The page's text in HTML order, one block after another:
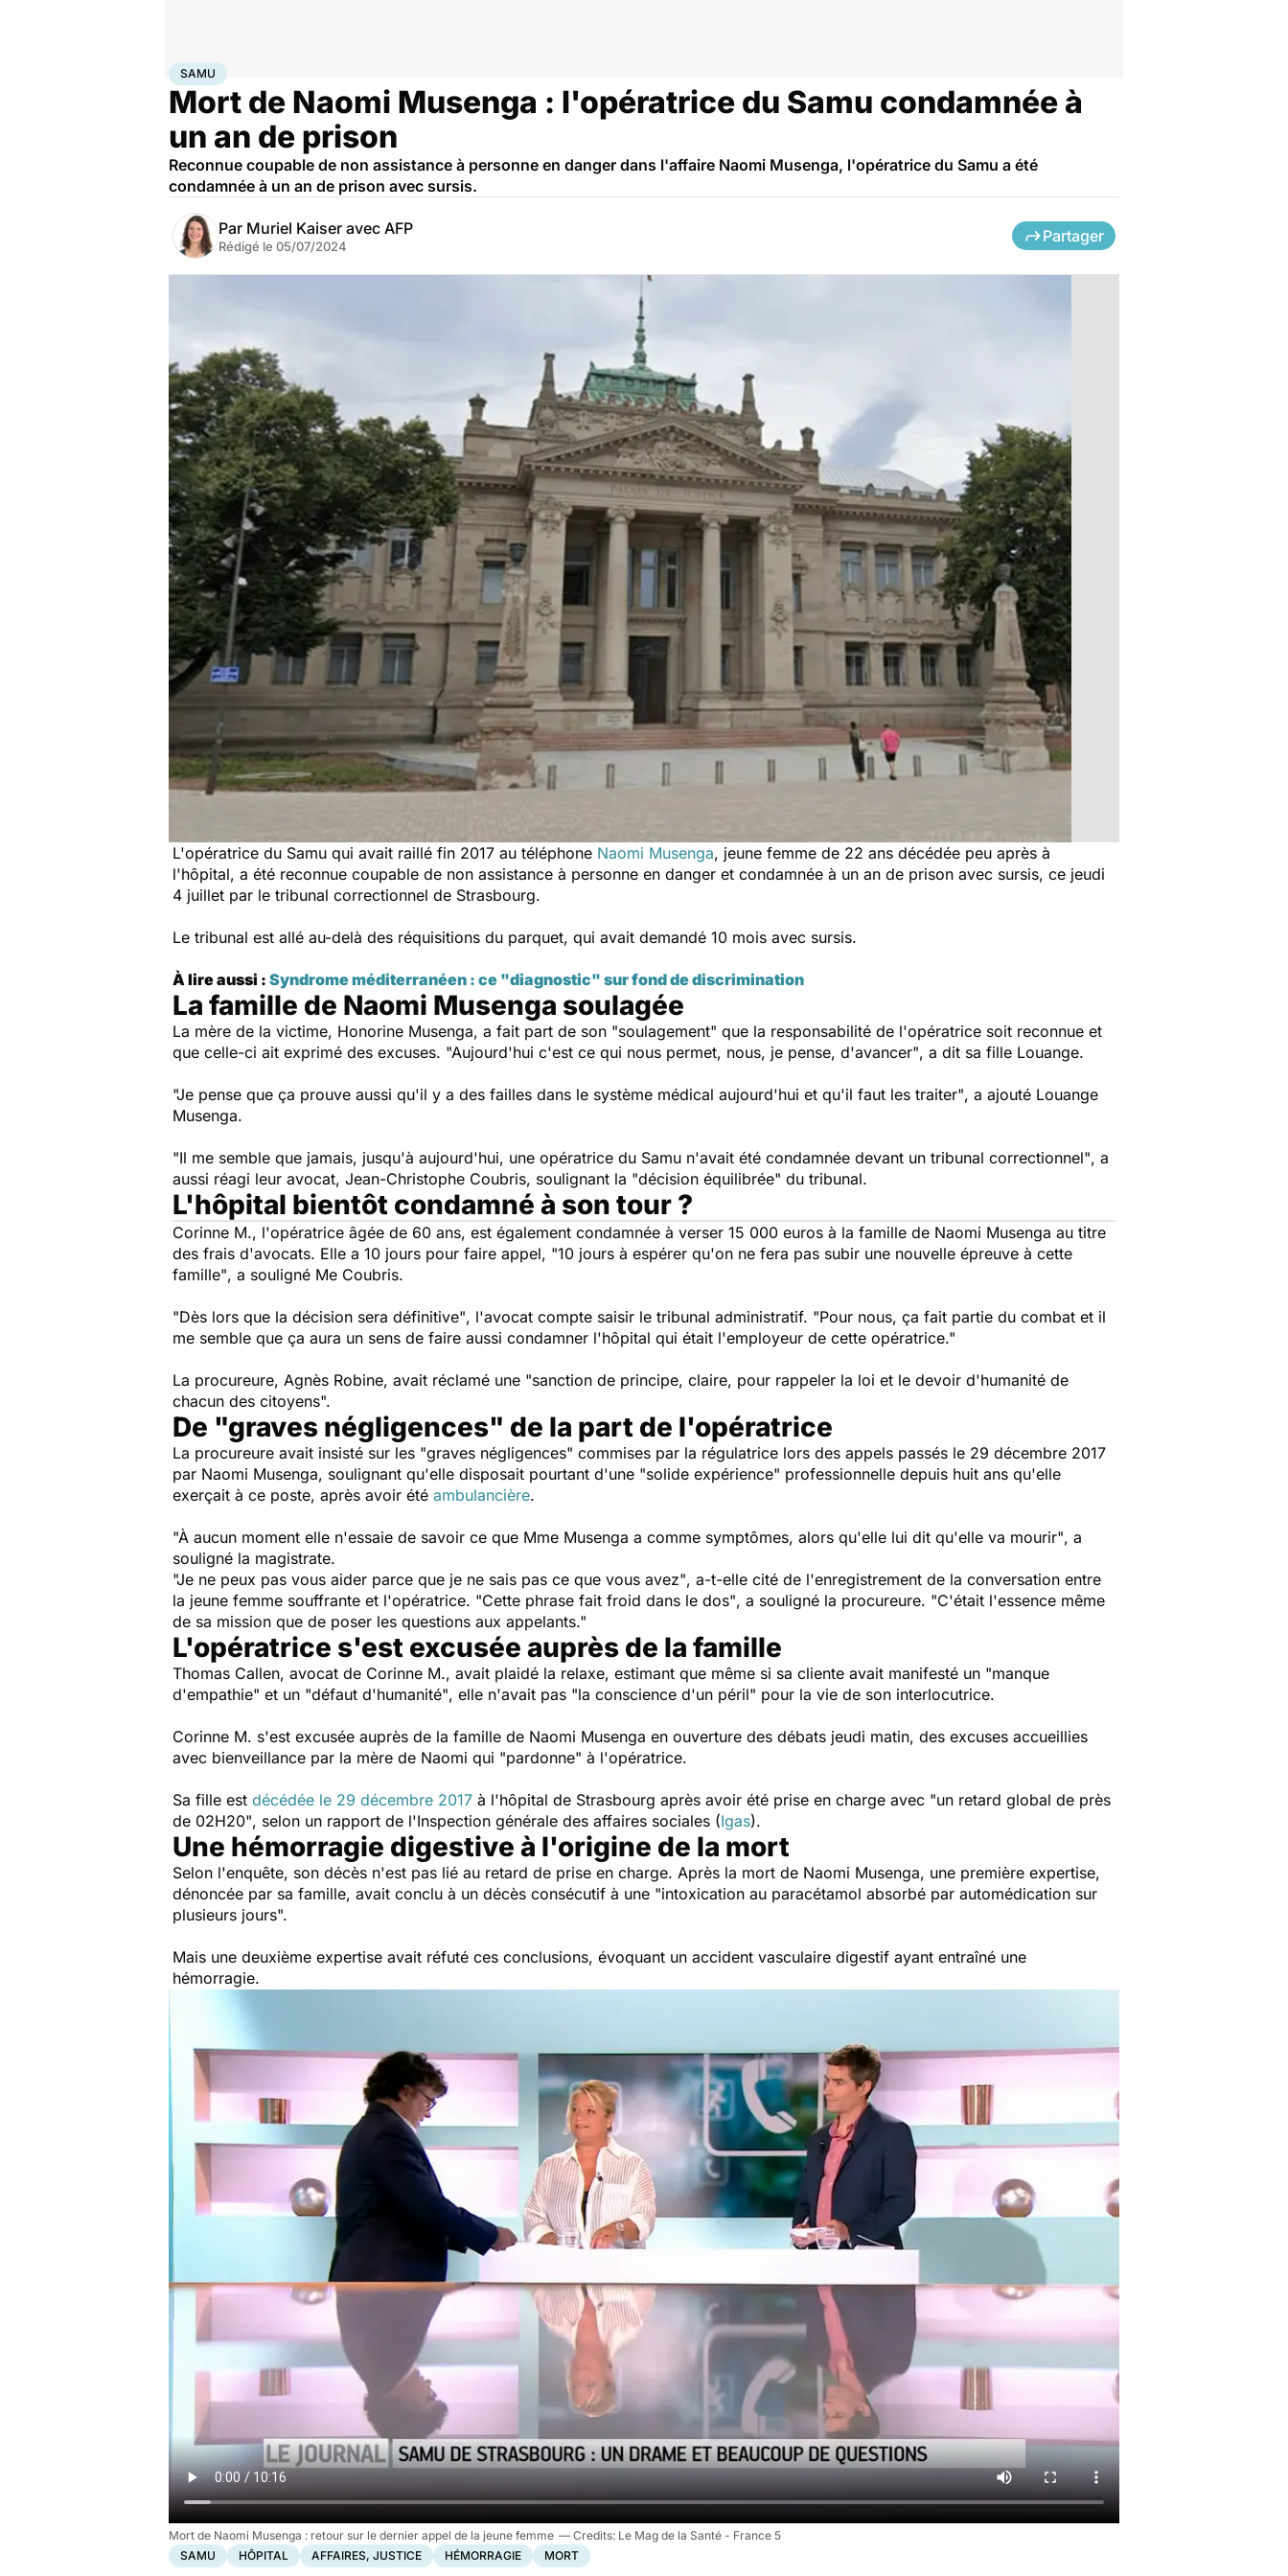
AccueilSanté
SAMU
Mort de Naomi Musenga : l'opératrice du Samu condamnée à
un an de prison
Reconnue coupable de non assistance à personne en danger dans l'affaire Naomi Musenga, l'opératrice du Samu a été
condamnée à un an de prison avec sursis.
Par Muriel Kaiser avec AFP
Rédigé le 05/07/2024
Partager
L'opératrice du Samu qui avait raillé fin 2017 au téléphone Naomi Musenga, jeune femme de 22 ans décédée peu après à
l'hôpital, a été reconnue coupable de non assistance à personne en danger et condamnée à un an de prison avec sursis, ce jeudi
4 juillet par le tribunal correctionnel de Strasbourg.
Le tribunal est allé au-delà des réquisitions du parquet, qui avait demandé 10 mois avec sursis.
À lire aussi : Syndrome méditerranéen : ce "diagnostic" sur fond de discrimination
La famille de Naomi Musenga soulagée
La mère de la victime, Honorine Musenga, a fait part de son "soulagement" que la responsabilité de l'opératrice soit reconnue et
que celle-ci ait exprimé des excuses. "Aujourd'hui c'est ce qui nous permet, nous, je pense, d'avancer", a dit sa fille Louange.
"Je pense que ça prouve aussi qu'il y a des failles dans le système médical aujourd'hui et qu'il faut les traiter", a ajouté Louange
Musenga.
"Il me semble que jamais, jusqu'à aujourd'hui, une opératrice du Samu n'avait été condamnée devant un tribunal correctionnel", a
aussi réagi leur avocat, Jean-Christophe Coubris, soulignant la "décision équilibrée" du tribunal.
L'hôpital bientôt condamné à son tour ?
Corinne M., l'opératrice âgée de 60 ans, est également condamnée à verser 15 000 euros à la famille de Naomi Musenga au titre
des frais d'avocats. Elle a 10 jours pour faire appel, "10 jours à espérer qu'on ne fera pas subir une nouvelle épreuve à cette
famille", a souligné Me Coubris.
"Dès lors que la décision sera définitive", l'avocat compte saisir le tribunal administratif. "Pour nous, ça fait partie du combat et il
me semble que ça aura un sens de faire aussi condamner l'hôpital qui était l'employeur de cette opératrice."
La procureure, Agnès Robine, avait réclamé une "sanction de principe, claire, pour rappeler la loi et le devoir d'humanité de
chacun des citoyens".
De "graves négligences" de la part de l'opératrice
La procureure avait insisté sur les "graves négligences" commises par la régulatrice lors des appels passés le 29 décembre 2017
par Naomi Musenga, soulignant qu'elle disposait pourtant d'une "solide expérience" professionnelle depuis huit ans qu'elle
exerçait à ce poste, après avoir été ambulancière.
"À aucun moment elle n'essaie de savoir ce que Mme Musenga a comme symptômes, alors qu'elle lui dit qu'elle va mourir", a
souligné la magistrate.
"Je ne peux pas vous aider parce que je ne sais pas ce que vous avez", a-t-elle cité de l'enregistrement de la conversation entre
la jeune femme souffrante et l'opératrice. "Cette phrase fait froid dans le dos", a souligné la procureure. "C'était l'essence même
de sa mission que de poser les questions aux appelants."
L'opératrice s'est excusée auprès de la famille
Thomas Callen, avocat de Corinne M., avait plaidé la relaxe, estimant que même si sa cliente avait manifesté un "manque
d'empathie" et un "défaut d'humanité", elle n'avait pas "la conscience d'un péril" pour la vie de son interlocutrice.
Corinne M. s'est excusée auprès de la famille de Naomi Musenga en ouverture des débats jeudi matin, des excuses accueillies
avec bienveillance par la mère de Naomi qui "pardonne" à l'opératrice.
Sa fille est décédée le 29 décembre 2017 à l'hôpital de Strasbourg après avoir été prise en charge avec "un retard global de près
de 02H20", selon un rapport de l'Inspection générale des affaires sociales (Igas).
Une hémorragie digestive à l'origine de la mort
Selon l'enquête, son décès n'est pas lié au retard de prise en charge. Après la mort de Naomi Musenga, une première expertise,
dénoncée par sa famille, avait conclu à un décès consécutif à une "intoxication au paracétamol absorbé par automédication sur
plusieurs jours".
Mais une deuxième expertise avait réfuté ces conclusions, évoquant un accident vasculaire digestif ayant entraîné une
hémorragie.
Mort de Naomi Musenga : retour sur le dernier appel de la jeune femme
Le Mag de la Santé - France 5
SAMU
HÔPITAL AFFAIRES, JUSTICE HÉMORRAGIE MORT